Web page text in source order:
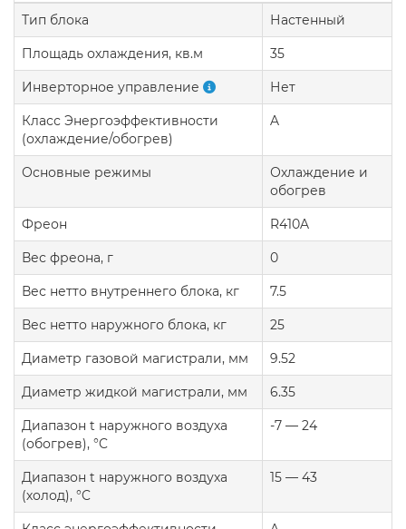
Тип блока Настенный
Площадь охлаждения, кв.м 35
Инверторное управление Нет
Класс Энергоэффективности
(охлаждение/обогрев)
A
Основные режимы
Охлаждение и
обогрев
Фреон R410A
Вес фреона, г 0
Вес нетто внутреннего блока, кг 7.5
Вес нетто наружного блока, кг 25
Диаметр газовой магистрали, мм 9.52
Диаметр жидкой магистрали, мм 6.35
Диапазон t наружного воздуха
(обогрев), °C
-7 — 24
Диапазон t наружного воздуха
(холод), °C
15 — 43